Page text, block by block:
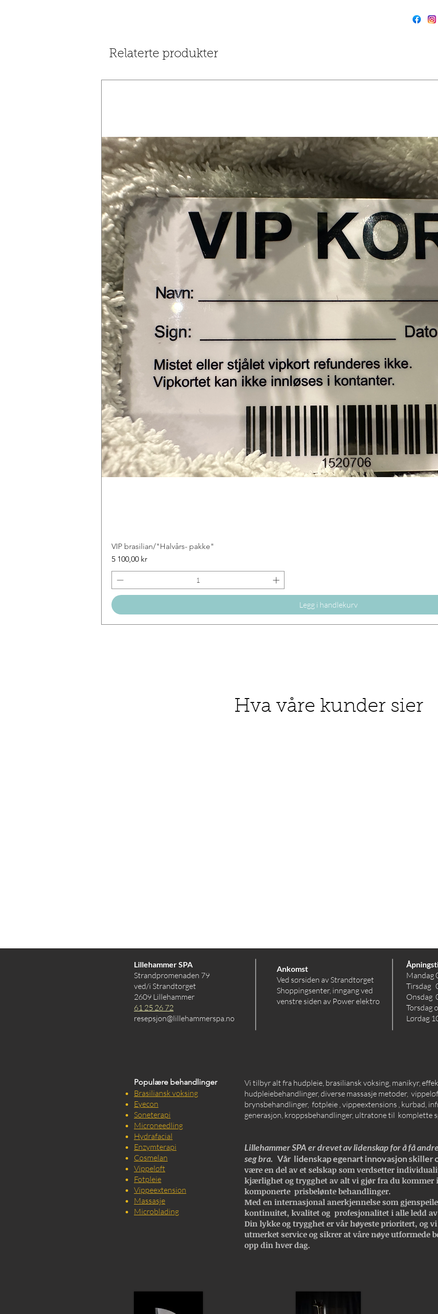
rekke
toner
Relaterte produkter
VIP brasilian/"Halvårs- pakke"
Price
5 100,00 kr
Legg i handlekurv
Hva våre kunder sier
Lillehammer SPA
Strandpromenaden 79
ved/i Strandtorget
2609 Lillehammer
61 25 26 72
resepsjon@lillehammerspa.no
Ankomst
Ved sørsiden av Strandtorget
Shoppingsenter, inngang ved
venstre siden av Power elektro
Mandag
Tirsdag
Onsdag
Torsdag
Lørdag
Populære behandlinger
Brasiliansk voksing
Eyecon
Soneterapi
Microneedling
Hydrafacial
Enzymterapi
Cosmelan
Vippeløft
Fotpleie
Vippeextension
Massasje
Microblading
Vi tilbyr alt fra hudpleie, brasiliansk voksing, manikyr,
hudpleiebehandlinger, diverse massasje metoder,
brynsbehandlinger, fotpleie , vippeextensions , kurbad,
generasjon, kroppsbehandlinger, ultratone til komplette
Lillehammer SPA er drevet av lidenskap for å få
seg bra. Vår lidenskap egenart innovasjon skiller
være en del av et selskap som verdsetter
kjærlighet og trygghet av alt vi gjør fra du kommer
komponerte prisbelønte behandlinger.
Med en internasjonal anerkjennelse som
kontinuitet, kvalitet og profesjonalitet i alle ledd
Din lykke og trygghet er vår høyeste prioritert, og
utmerket service og sikrer at våre nøye utformede
opp din hver dag.